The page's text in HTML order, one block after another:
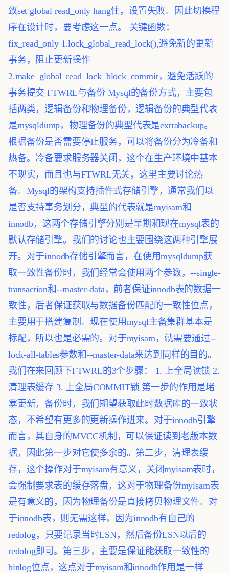
致set global read_only hang住，设置失败。因此切换程
序在设计时，要考虑这一点。
关键函数：
fix_read_only 1.lock_global_read_lock(),避免新的更新
事务，阻止更新操作
2.make_global_read_lock_block_commit，避免活跃的
事务提交 FTWRL与备份 Mysql的备份方式，主要包
括两类，逻辑备份和物理备份，逻辑备份的典型代表
是mysqldump，物理备份的典型代表是extrabackup。
根据备份是否需要停止服务，可以将备份分为冷备和
热备。冷备要求服务器关闭，这个在生产环境中基本
不现实，而且也与FTWRL无关，这里主要讨论热
备。Mysql的架构支持插件式存储引擎，通常我们以
是否支持事务划分，典型的代表就是myisam和
innodb，这两个存储引擎分别是早期和现在mysql表的
默认存储引擎。我们的讨论也主要围绕这两种引擎展
开。对于innodb存储引擎而言，在使用mysqldump获
取一致性备份时，我们经常会使用两个参数，--single-
transaction和--master-data，前者保证innodb表的数据一
致性，后者保证获取与数据备份匹配的一致性位点，
主要用于搭建复制。现在使用mysql主备集群基本是
标配，所以也是必需的。对于myisam，就需要通过--
lock-all-tables参数和--master-data来达到同样的目的。
我们在来回顾下FTWRL的3个步骤：
1. 上全局读锁 2.
清理表缓存 3. 上全局COMMIT锁 第一步的作用是堵
塞更新，备份时，我们期望获取此时数据库的一致状
态，不希望有更多的更新操作进来。对于innodb引擎
而言，其自身的MVCC机制，可以保证读到老版本数
据，因此第一步对它使多余的。第二步，清理表缓
存，这个操作对于myisam有意义，关闭myisam表时，
会强制要求表的缓存落盘，这对于物理备份myisam表
是有意义的，因为物理备份是直接拷贝物理文件。对
于innodb表，则无需这样，因为innodb有自己的
redolog，只要记录当时LSN，然后备份LSN以后的
redolog即可。第三步，主要是保证能获取一致性的
binlog位点，这点对于myisam和innodb作用是一样